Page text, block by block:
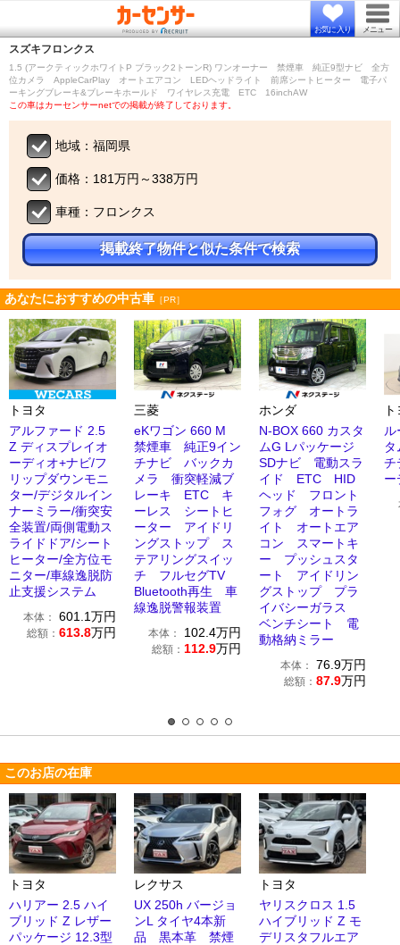
お気に入り メニュー
スズキフロンクス
1.5 (アークティックホワイトP ブラック2トーンR) ワンオーナー 禁煙車 純正9型ナビ 全方
位カメラ AppleCarPlay オートエアコン LEDヘッドライト 前席シートヒーター 電子パ
ーキングブレーキ&ブレーキホールド ワイヤレス充電 ETC 16inchAW
この車はカーセンサーnetでの掲載が終了しております。
地域：福岡県
価格：181万円～338万円
車種：フロンクス
掲載終了物件と似た条件で検索
あなたにおすすめの中古車 ［PR］
トヨタ
アルファード 2.5
Z ディスプレイオ
ーディオ+ナビ/フ
リップダウンモニ
ター/デジタルイン
ナーミラー/衝突安
全装置/両側電動ス
ライドドア/シート
ヒーター/全方位モ
ニター/車線逸脱防
止支援システム
本体： 601.1万円
総額： 613.8万円
三菱
eKワゴン 660 M
禁煙車 純正9イン
チナビ バックカ
メラ 衝突軽減ブ
レーキ ETC キ
ーレス シートヒ
ーター アイドリ
ングストップ ス
テアリングスイッ
チ フルセグTV
Bluetooth再生 車
線逸脱警報装置
本体： 102.4万円
総額： 112.9万円
ホンダ
N-BOX 660 カスタ
ムG Lパッケージ
SDナビ 電動スラ
イド ETC HID
ヘッド フロント
フォグ オートラ
イト オートエア
コン スマートキ
ー プッシュスタ
ート アイドリン
グストップ プラ
イバシーガラス
ベンチシート 電
動格納ミラー
本体： 76.9万円
総額： 87.9万円
チ
ー
このお店の在庫
トヨタ
ハリアー 2.5 ハイ
ブリッド Z レザー
パッケージ 12.3型
レクサス
UX 250h バージョ
ンL タイヤ4本新
品 黒本革 禁煙
トヨタ
ヤリスクロス 1.5
ハイブリッド Z モ
デリスタフルエア